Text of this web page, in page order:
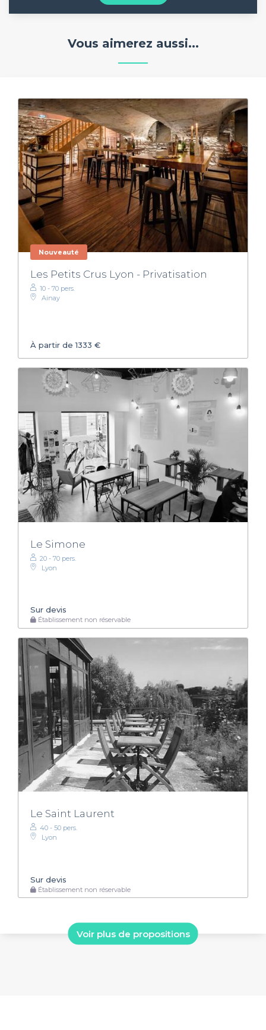
Vous aimerez aussi...
Nouveauté
Les Petits Crus Lyon - Privatisation
10 - 70 pers.
Ainay
À partir de 1333 €
Le Simone
20 - 70 pers.
Lyon
Sur devis
Établissement non réservable
Le Saint Laurent
40 - 50 pers.
Lyon
Sur devis
Établissement non réservable
Voir plus de propositions